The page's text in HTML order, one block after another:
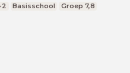
Basisschool Groep 7,8